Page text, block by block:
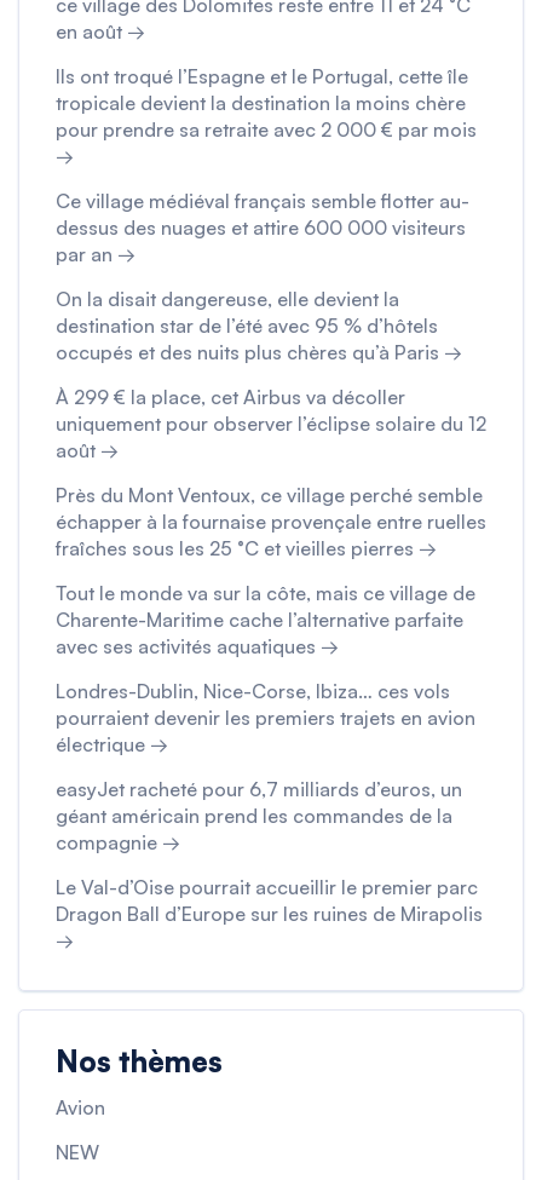
en août →
Ils ont troqué l’Espagne et le Portugal, cette île
tropicale devient la destination la moins chère
pour prendre sa retraite avec 2 000 € par mois
→
Ce village médiéval français semble flotter au-
dessus des nuages et attire 600 000 visiteurs
par an →
On la disait dangereuse, elle devient la
destination star de l’été avec 95 % d’hôtels
occupés et des nuits plus chères qu’à Paris →
À 299 € la place, cet Airbus va décoller
uniquement pour observer l’éclipse solaire du 12
août →
Près du Mont Ventoux, ce village perché semble
échapper à la fournaise provençale entre ruelles
fraîches sous les 25 °C et vieilles pierres →
Tout le monde va sur la côte, mais ce village de
Charente-Maritime cache l’alternative parfaite
avec ses activités aquatiques →
Londres-Dublin, Nice-Corse, Ibiza… ces vols
pourraient devenir les premiers trajets en avion
électrique →
easyJet racheté pour 6,7 milliards d’euros, un
géant américain prend les commandes de la
compagnie →
Le Val-d’Oise pourrait accueillir le premier parc
Dragon Ball d’Europe sur les ruines de Mirapolis
→
Nos thèmes
Avion
NEW